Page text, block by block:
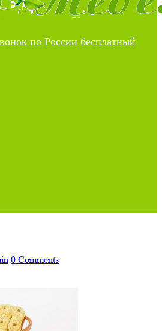
по России бесплатный
0 Comments